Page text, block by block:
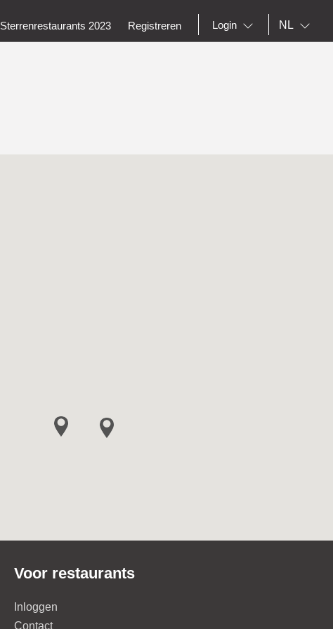
Sterrenrestaurants 2023 Registreren Login NL
Voor restaurants
Inloggen
Contact